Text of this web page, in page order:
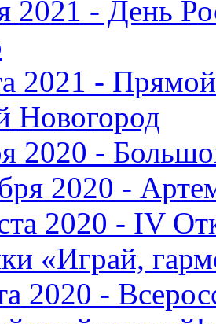
2021 - День
2021 -
Новогород
2020 -
2020 -
2020 - IV
«Играй,
2020 -